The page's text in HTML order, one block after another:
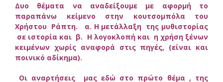
Δυο θέματα να αναδείξουμε με αφορμή το
παραπάνω κείμενο στην κουτσομπόλα του
Χρήστου Ράπτη. α. Η μετάλλαξη της μυθιστορίας
σε ιστορία και β. Η λογοκλοπή και η χρήση ξένων
κειμένων χωρίς αναφορά στις πηγές, (είναι και
ποινικό αδίκημα).
Οι αναρτήσεις μας εδώ στο πρώτο θέμα , της